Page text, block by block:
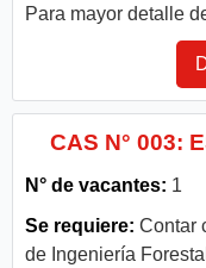
Para mayor detalle
CAS N° 003:
N° de vacantes: 1
Se requiere: Contar
de Ingeniería